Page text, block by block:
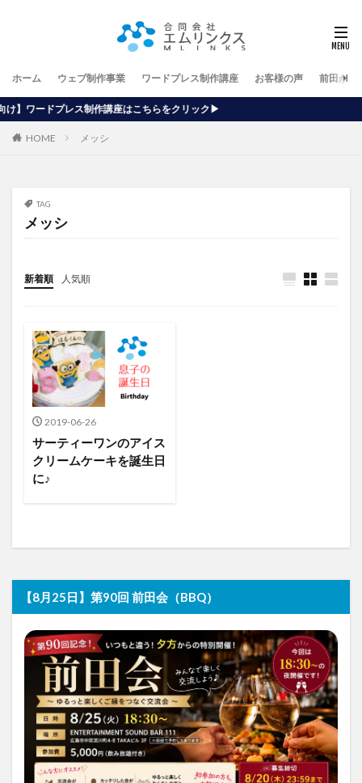
ホーム ウェブ制作事業 ワードプレス制作講座 お客様の声 前田が行
座はこちらをクリック▶
HOME メッシ
TAG
メッシ
新着順 人気順
2019-06-26
サーティーワンのアイス
クリームケーキを誕生日
に♪
【8月25日】第90回 前田会（BBQ）